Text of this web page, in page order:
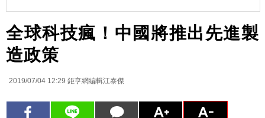
全球科技瘋！中國將推出先進製
造政策
2019/07/04 12:29 鉅亨網編輯江泰傑